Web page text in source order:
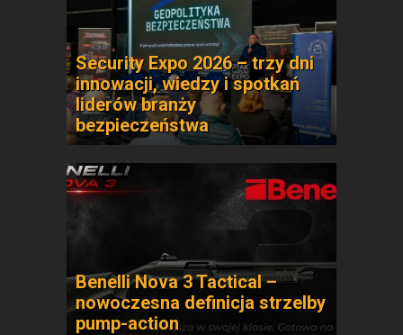
Security Expo 2026 – trzy dni
innowacji, wiedzy i spotkań
liderów branży
bezpieczeństwa
Benelli Nova 3 Tactical –
nowoczesna definicja strzelby
pump-action